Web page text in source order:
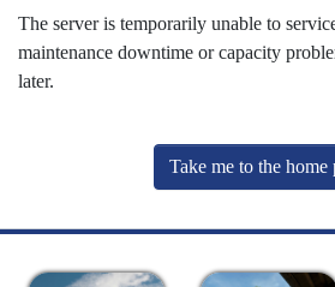
The server is temporarily unable to
maintenance downtime or capacity
later.
Take me to the home